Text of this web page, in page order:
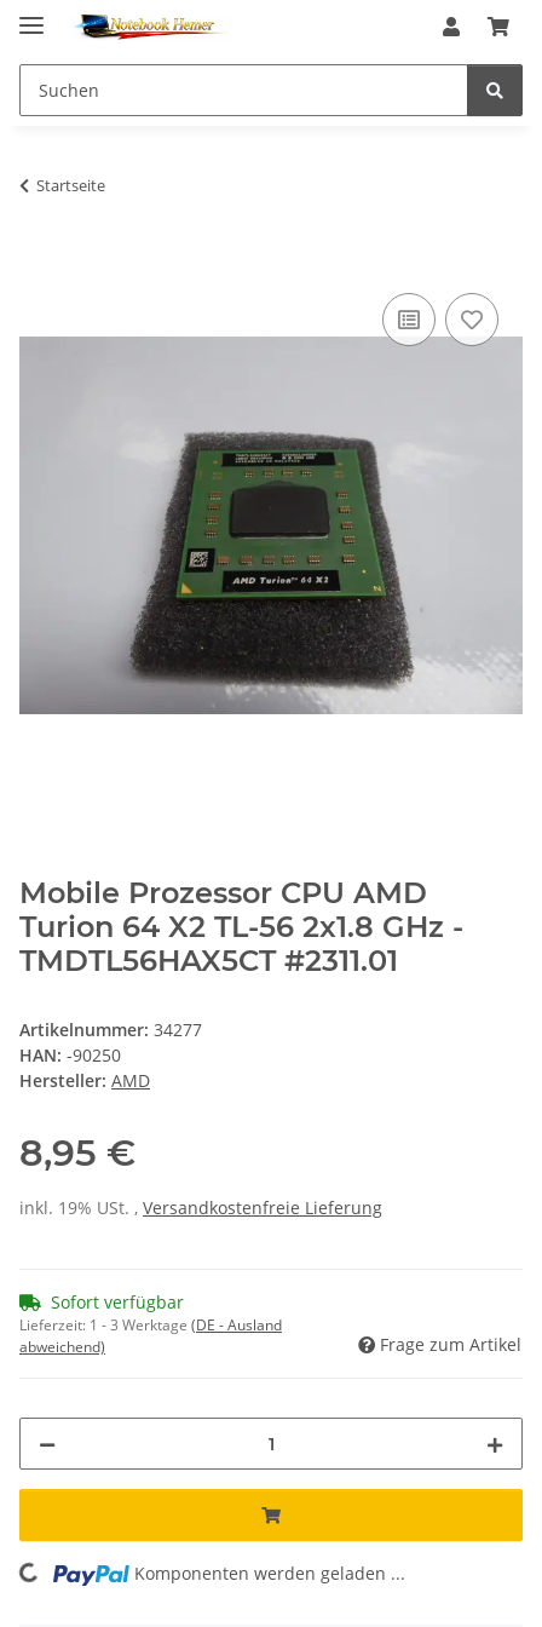
Startseite
Mobile Prozessor CPU AMD
Turion 64 X2 TL-56 2x1.8 GHz -
TMDTL56HAX5CT #2311.01
Artikelnummer: 34277
HAN: -90250
Hersteller: AMD
8,95 €
inkl. 19% USt. , Versandkostenfreie Lieferung
Sofort verfügbar
Lieferzeit: 1 - 3 Werktage (DE - Ausland
abweichend)
Frage zum Artikel
Komponenten werden geladen ...